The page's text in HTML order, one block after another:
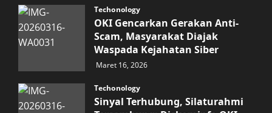
Inovasi
Digital
Keuangan
Sumut
Berbuah
Prestasi,
Raih
Penghargaan
Techonology
OKI Gencarkan Gerakan Anti-
Scam, Masyarakat Diajak
Waspada Kejahatan Siber
Maret 16, 2026
Techonology
Sinyal Terhubung, Silaturahmi